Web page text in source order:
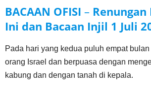
BACAAN OFISI –
Ini dan Bacaan Injil 1 Juli
Pada hari yang kedua puluh empat
orang Israel dan berpuasa dengan
kabung dan dengan tanah di kepala.